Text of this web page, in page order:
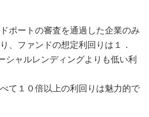
ポートの審査を通過した企業のみ
、ファンドの想定利回りは１．
シャルレンディングよりも低い利
て１０倍以上の利回りは魅力的で